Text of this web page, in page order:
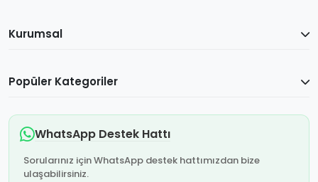
Kurumsal
Popüler Kategoriler
WhatsApp Destek Hattı
Sorularınız için WhatsApp destek hattımızdan bize
ulaşabilirsiniz.